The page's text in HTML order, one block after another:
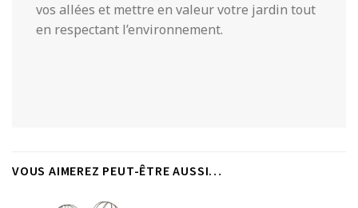
vos allées et mettre en valeur votre jardin tout
en respectant l’environnement.
VOUS AIMEREZ PEUT-ÊTRE AUSSI…